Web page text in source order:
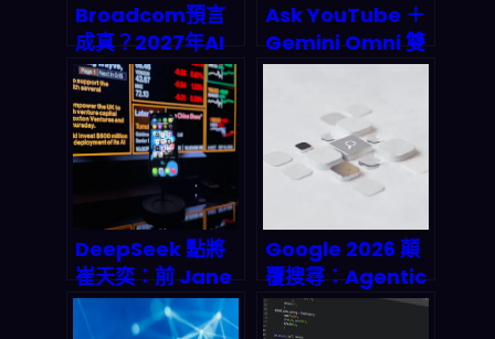
Broadcom預言
成真？2027年AI
芯片市場破千億美
元，中小企業API
成本恐迎來暴漲時
代
Ask YouTube ＋
Gemini Omni 雙
殺登場：對話式 AI
動產稿如何改寫
2026 影音經濟規
DeepSeek 點將
崔天奕：前 Jane
Street 量化老兵
執掌 Harness 團
Google 2026 顛
覆搜尋：Agentic
AI 代理如何重寫整
個網路生態的遊戲